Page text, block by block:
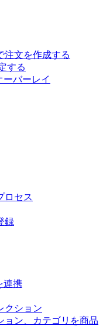
注文を作成する
する
ーバーレイ
ロセス
録
連携
クション
ョン、カテゴリを商品